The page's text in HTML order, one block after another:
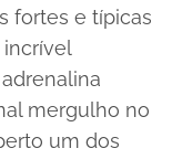
fortes e típicas
incrível
mergulho no
um dos